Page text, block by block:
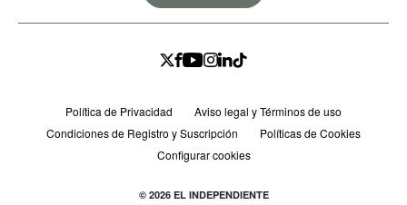
Política de Privacidad
Aviso legal y Términos de uso
Condiciones de Registro y Suscripción
Políticas de Cookies
Configurar cookies
© 2026 EL INDEPENDIENTE